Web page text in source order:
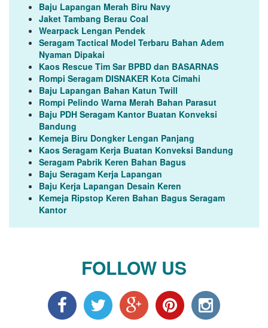
Baju Lapangan Merah Biru Navy
Jaket Tambang Berau Coal
Wearpack Lengan Pendek
Seragam Tactical Model Terbaru Bahan Adem
Nyaman Dipakai
Kaos Rescue Tim Sar BPBD dan BASARNAS
Rompi Seragam DISNAKER Kota Cimahi
Baju Lapangan Bahan Katun Twill
Rompi Pelindo Warna Merah Bahan Parasut
Baju PDH Seragam Kantor Buatan Konveksi
Bandung
Kemeja Biru Dongker Lengan Panjang
Kaos Seragam Kerja Buatan Konveksi Bandung
Seragam Pabrik Keren Bahan Bagus
Baju Seragam Kerja Lapangan
Baju Kerja Lapangan Desain Keren
Kemeja Ripstop Keren Bahan Bagus Seragam
Kantor
FOLLOW US